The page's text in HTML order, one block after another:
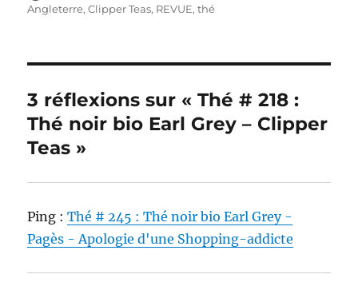
le
Angleterre,Clipper Teas, REVUE,thé
3 réflexions sur « Thé # 218 :
Thé noir bio Earl Grey – Clipper
Teas »
Ping :Thé # 245 : Thé noir bio Earl Grey -
Pagès - Apologie d'une Shopping-addicte